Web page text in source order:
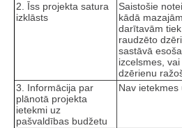
2. Īss projekta satura
izklāsts
Saistošie
kādā
darītavām
raudzēto
sastāvā
izcelsmes,
dzērienu
3. Informācija par
plānotā projekta
ietekmi uz
pašvaldības budžetu
Nav ietekmes